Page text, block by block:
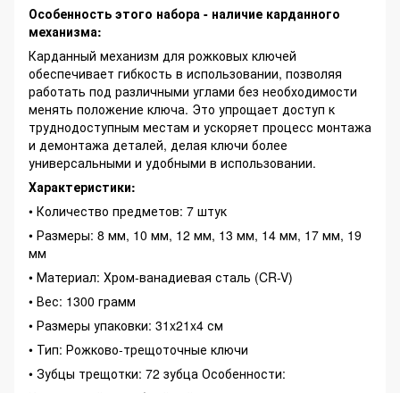
Особенность этого набора - наличие карданного
механизма:
Карданный механизм для рожковых ключей
обеспечивает гибкость в использовании, позволяя
работать под различными углами без необходимости
менять положение ключа. Это упрощает доступ к
труднодоступным местам и ускоряет процесс монтажа
и демонтажа деталей, делая ключи более
универсальными и удобными в использовании.
Характеристики:
• Количество предметов: 7 штук
• Размеры: 8 мм, 10 мм, 12 мм, 13 мм, 14 мм, 17 мм, 19
мм
• Материал: Хром-ванадиевая сталь (CR-V)
• Вес: 1300 грамм
• Размеры упаковки: 31x21x4 см
• Тип: Рожково-трещоточные ключи
• Зубцы трещотки: 72 зубца Особенности: